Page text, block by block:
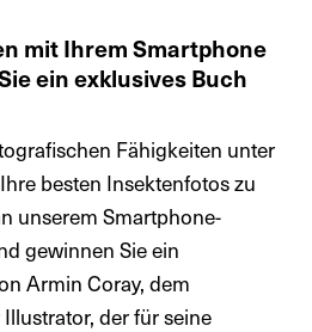
mit Ihrem Smartphone
ein exklusives Buch
Fähigkeiten unter
besten Insektenfotos zu
unserem Smartphone-
gewinnen Sie ein
Armin Coray, dem
der für seine